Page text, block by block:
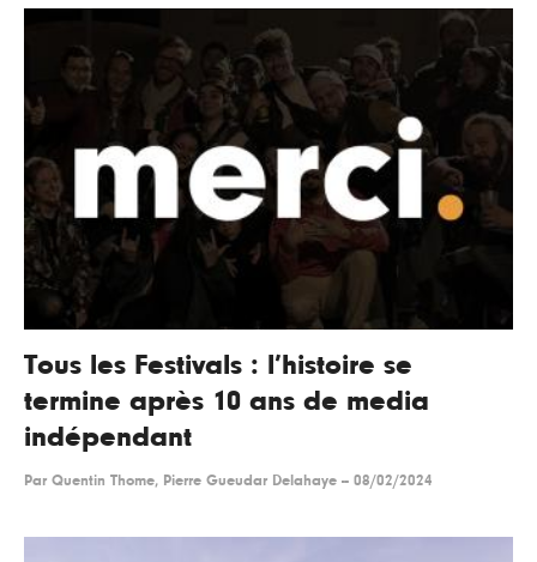
Tous les Festivals : l’histoire se
termine après 10 ans de media
indépendant
Par Quentin Thome, Pierre Gueudar Delahaye -- 08/02/2024